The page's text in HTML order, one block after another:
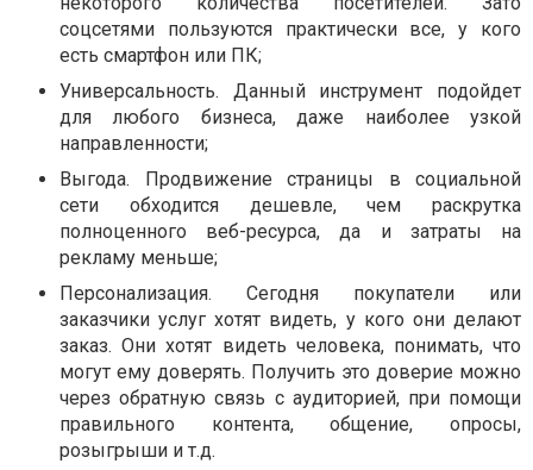
соцсетями пользуются практически все, у кого
есть смартфон или ПК;
Универсальность. Данный инструмент подойдет
для любого бизнеса, даже наиболее узкой
направленности;
Выгода. Продвижение страницы в социальной
сети обходится дешевле, чем раскрутка
полноценного веб-ресурса, да и затраты на
рекламу меньше;
Персонализация. Сегодня покупатели или
заказчики услуг хотят видеть, у кого они делают
заказ. Они хотят видеть человека, понимать, что
могут ему доверять. Получить это доверие можно
через обратную связь с аудиторией, при помощи
правильного контента, общение, опросы,
розыгрыши и т.д.